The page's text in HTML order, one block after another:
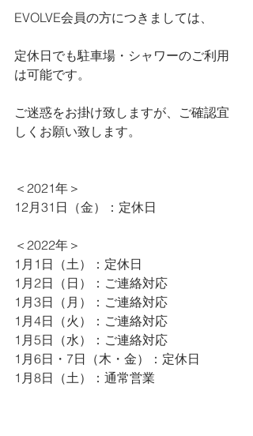
EVOLVE会員の方につきましては、
定休日でも駐車場・シャワーのご利用
は可能です。
ご迷惑をお掛け致しますが、ご確認宜
しくお願い致します。
＜2021年＞
12月31日（金）：定休日
＜2022年＞
1月1日（土）：定休日
1月2日（日）：ご連絡対応
1月3日（月）：ご連絡対応
1月4日（火）：ご連絡対応
1月5日（水）：ご連絡対応
1月6日・7日（木・金）：定休日
1月8日（土）：通常営業